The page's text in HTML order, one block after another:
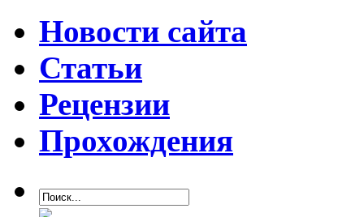
Новости сайта
Статьи
Рецензии
Прохождения